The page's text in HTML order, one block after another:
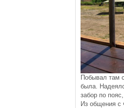
Побывал там
была.
забор по
Из общения с